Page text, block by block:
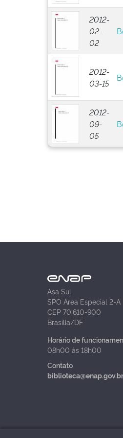
2012-
02-
02
2012-
03-15
2012-
09-
05
Asa Sul
SPO Área Especial 2-A
CEP 70.610-900
Brasília/DF
Horário de
08h00 às 18h00
Contato
biblioteca@enap.gov.br